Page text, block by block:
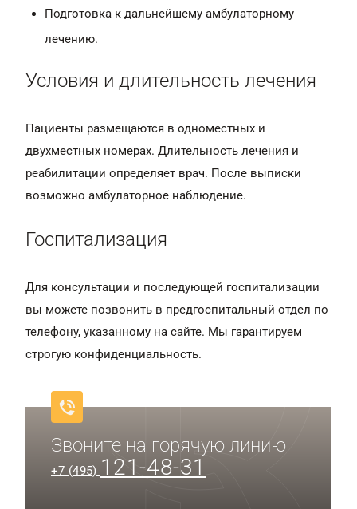
Подготовка к дальнейшему амбулаторному
лечению.
Условия и длительность лечения
Пациенты размещаются в одноместных и
двухместных номерах. Длительность лечения и
реабилитации определяет врач. После выписки
возможно амбулаторное наблюдение.
Госпитализация
Для консультации и последующей госпитализации
вы можете позвонить в предгоспитальный отдел по
телефону, указанному на сайте. Мы гарантируем
строгую конфиденциальность.
Звоните на горячую линию
+7 (495) 121-48-31